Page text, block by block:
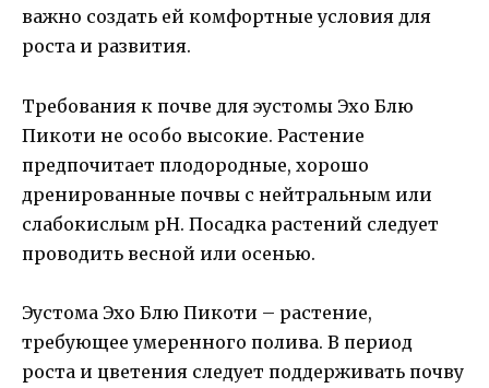
важно создать ей комфортные условия для
роста и развития.
Требования к почве для эустомы Эхо Блю
Пикоти не особо высокие. Растение
предпочитает плодородные, хорошо
дренированные почвы с нейтральным или
слабокислым рН. Посадка растений следует
проводить весной или осенью.
Эустома Эхо Блю Пикоти – растение,
требующее умеренного полива. В период
роста и цветения следует поддерживать почву